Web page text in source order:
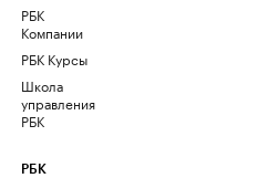
РБК
Компании
РБК Курсы
Школа
управления
РБК
РБК